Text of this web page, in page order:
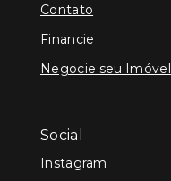
Contato
Financie
Negocie seu Imóvel
Social
Instagram